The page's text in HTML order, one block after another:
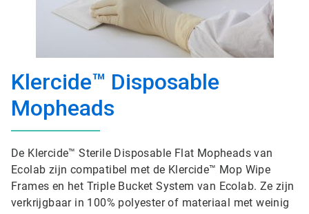
Klercide™ Disposable
Mopheads
De Klercide™ Sterile Disposable Flat Mopheads van
Ecolab zijn compatibel met de Klercide™ Mop Wipe
Frames en het Triple Bucket System van Ecolab. Ze zijn
verkrijgbaar in 100% polyester of materiaal met weinig